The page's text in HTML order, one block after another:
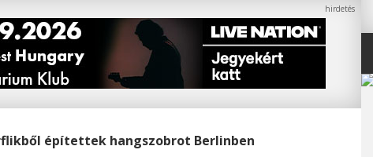
építettek hangszobrot Berlinben